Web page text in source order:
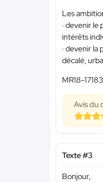
Les
· devenir
intérêts
· devenir
décalé,
MR18-
Avis du
Texte #3
Bonjour,